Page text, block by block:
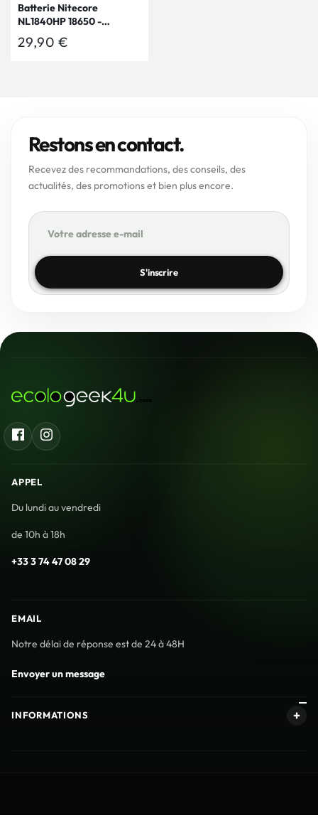
Batterie Nitecore
NL1840HP 18650 -
4000mAh 3.6V protégée
Li-ion
Prix
29,90 €
Restons en contact.
Recevez des recommandations, des conseils, des
actualités, des promotions et bien plus encore.
S'inscrire
FacebookInstagram
APPEL
Du lundi au vendredi
de 10h à 18h
+33 3 74 47 08 29
EMAIL
Notre délai de réponse est de 24 à 48H
Envoyer un message
INFORMATIONS